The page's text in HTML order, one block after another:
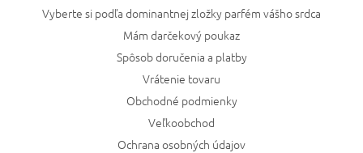
Vyberte si podľa dominantnej zložky parfém vášho srdca
Mám darčekový poukaz
Spôsob doručenia a platby
Vrátenie tovaru
Obchodné podmienky
Veľkoobchod
Ochrana osobných údajov